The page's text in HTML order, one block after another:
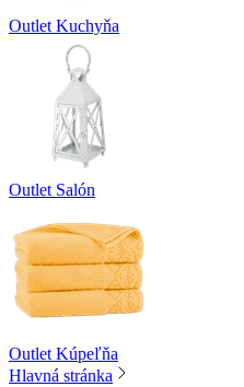
Outlet Kuchyňa
Outlet Salón
Outlet Kúpeľňa
Hlavná stránka